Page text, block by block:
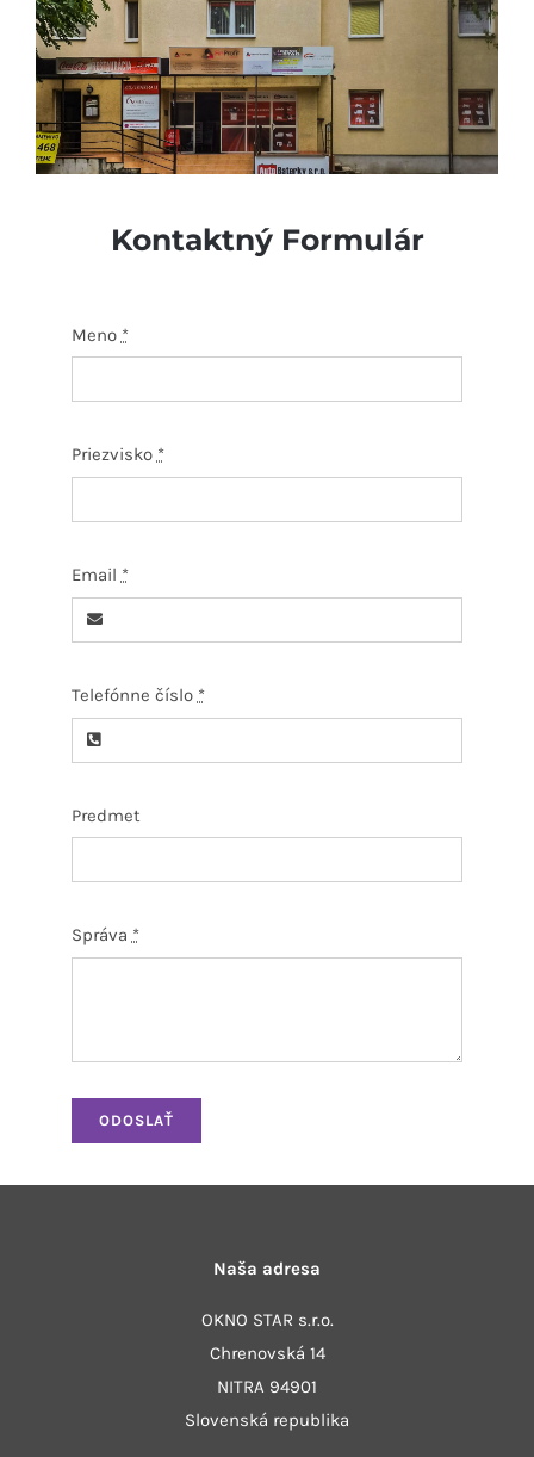
Kontaktný Formulár
Meno *
Priezvisko *
Email *
Telefónne číslo *
Predmet
Správa *
ODOSLAŤ
Naša adresa
OKNO STAR s.r.o.
Chrenovská 14
NITRA 94901
Slovenská republika